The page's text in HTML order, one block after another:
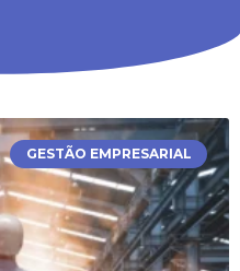
GESTÃO EMPRESARIAL